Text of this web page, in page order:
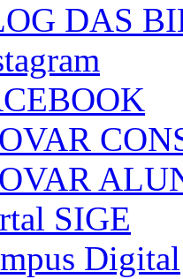
DAS
SIGE
Digital